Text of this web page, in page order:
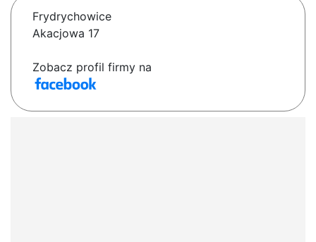
Frydrychowice
Akacjowa 17
Zobacz profil firmy na